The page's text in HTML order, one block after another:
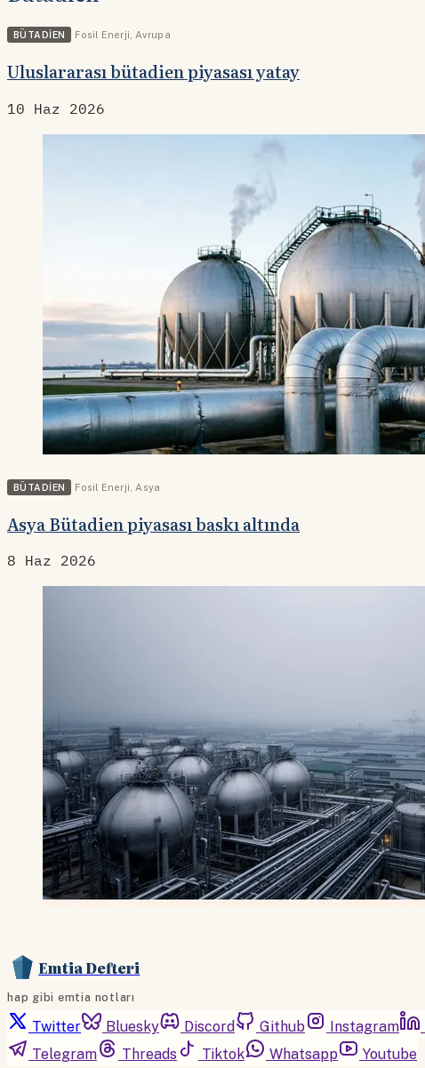
BÜTADIEN Fosil Enerji,Avrupa
Uluslararası bütadien piyasası yatay
10 Haz 2026
BÜTADIEN Fosil Enerji Asya
Asya Bütadien piyasası baskı altında
8 Haz 2026
Emtia Defteri
hap gibi emtia notları
Twitter Bluesky Discord Github Instagram
Telegram
Threads Tiktok Whatsapp Youtube